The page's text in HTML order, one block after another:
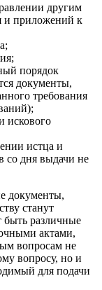
другим
и приложений к
порядок
документы,
требования
искового
истца и
со дня выдачи не
документы,
станут
быть различные
актами,
вопросам не
вопросу, но и
для подачи